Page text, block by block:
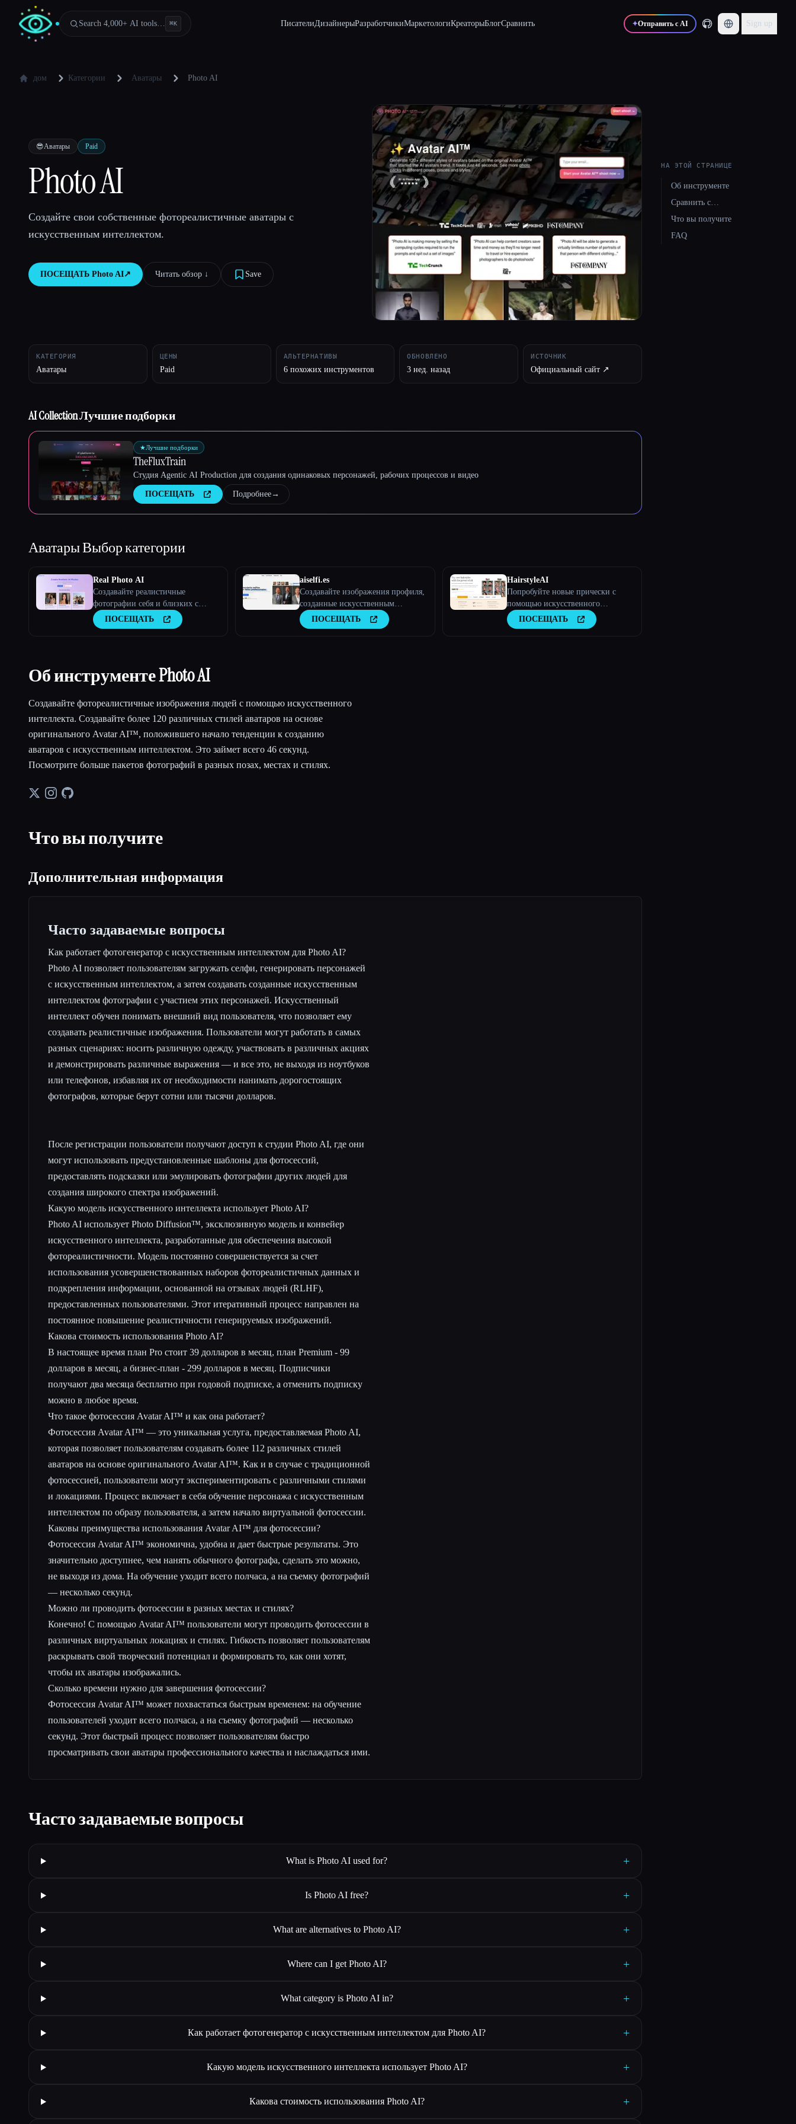
Search 4,000+ AI tools… ⌘K ПисателиДизайнерыРазработчикиМаркетологиКреаторыБлогСравнить ✦Отправить с AI Sign up
дом Категории Аватары Photo AI
😎Аватары Paid
Photo AI
Создайте свои собственные фотореалистичные аватары с
искусственным интеллектом.
ПОСЕЩАТЬ Photo AI↗︎ Читать обзор ↓︎ Save
КАТЕГОРИЯ
Аватары
ЦЕНЫ
Paid
АЛЬТЕРНАТИВЫ
6 похожих инструментов
ОБНОВЛЕНО
3 нед. назад
ИСТОЧНИК
Официальный сайт ↗︎
AI Collection Лучшие подборки
★Лучшие подборки
TheFluxTrain
Студия Agentic AI Production для создания одинаковых персонажей, рабочих процессов и видео
ПОСЕЩАТЬ Подробнее→
АватарыВыбор категории
Real Photo AI
Создавайте реалистичные
фотографии себя и близких с
помощью искусственного
интеллекта
ПОСЕЩАТЬ
aiselfi.es
Создавайте изображения профиля,
созданные искусственным
интеллектом, быстро и легко.
Используйте наш инструмент для
ПОСЕЩАТЬ
HairstyleAI
Попробуйте новые прически с
помощью искусственного
интеллекта
ПОСЕЩАТЬ
Об инструменте Photo AI
Создавайте фотореалистичные изображения людей с помощью искусственного
интеллекта. Создавайте более 120 различных стилей аватаров на основе
оригинального Avatar AI™, положившего начало тенденции к созданию
аватаров с искусственным интеллектом. Это займет всего 46 секунд.
Посмотрите больше пакетов фотографий в разных позах, местах и стилях.
Что вы получите
Дополнительная информация
Часто задаваемые вопросы
Как работает фотогенератор с искусственным интеллектом для Photo AI?
Photo AI позволяет пользователям загружать селфи, генерировать персонажей
с искусственным интеллектом, а затем создавать созданные искусственным
интеллектом фотографии с участием этих персонажей. Искусственный
интеллект обучен понимать внешний вид пользователя, что позволяет ему
создавать реалистичные изображения. Пользователи могут работать в самых
разных сценариях: носить различную одежду, участвовать в различных акциях
и демонстрировать различные выражения — и все это, не выходя из ноутбуков
или телефонов, избавляя их от необходимости нанимать дорогостоящих
фотографов, которые берут сотни или тысячи долларов.
После регистрации пользователи получают доступ к студии Photo AI, где они
могут использовать предустановленные шаблоны для фотосессий,
предоставлять подсказки или эмулировать фотографии других людей для
создания широкого спектра изображений.
Какую модель искусственного интеллекта использует Photo AI?
Photo AI использует Photo Diffusion™, эксклюзивную модель и конвейер
искусственного интеллекта, разработанные для обеспечения высокой
фотореалистичности. Модель постоянно совершенствуется за счет
использования усовершенствованных наборов фотореалистичных данных и
подкрепления информации, основанной на отзывах людей (RLHF),
предоставленных пользователями. Этот итеративный процесс направлен на
постоянное повышение реалистичности генерируемых изображений.
Какова стоимость использования Photo AI?
В настоящее время план Pro стоит 39 долларов в месяц, план Premium - 99
долларов в месяц, а бизнес-план - 299 долларов в месяц. Подписчики
получают два месяца бесплатно при годовой подписке, а отменить подписку
можно в любое время.
Что такое фотосессия Avatar AI™ и как она работает?
Фотосессия Avatar AI™ — это уникальная услуга, предоставляемая Photo AI,
которая позволяет пользователям создавать более 112 различных стилей
аватаров на основе оригинального Avatar AI™. Как и в случае с традиционной
фотосессией, пользователи могут экспериментировать с различными стилями
и локациями. Процесс включает в себя обучение персонажа с искусственным
интеллектом по образу пользователя, а затем начало виртуальной фотосессии.
Каковы преимущества использования Avatar AI™ для фотосессии?
Фотосессия Avatar AI™ экономична, удобна и дает быстрые результаты. Это
значительно доступнее, чем нанять обычного фотографа, сделать это можно,
не выходя из дома. На обучение уходит всего полчаса, а на съемку фотографий
— несколько секунд.
Можно ли проводить фотосессии в разных местах и стилях?
Конечно! С помощью Avatar AI™ пользователи могут проводить фотосессии в
различных виртуальных локациях и стилях. Гибкость позволяет пользователям
раскрывать свой творческий потенциал и формировать то, как они хотят,
чтобы их аватары изображались.
Сколько времени нужно для завершения фотосессии?
Фотосессия Avatar AI™ может похвастаться быстрым временем: на обучение
пользователей уходит всего полчаса, а на съемку фотографий — несколько
секунд. Этот быстрый процесс позволяет пользователям быстро
просматривать свои аватары профессионального качества и наслаждаться ими.
Часто задаваемые вопросы
What is Photo AI used for? +
Is Photo AI free? +
What are alternatives to Photo AI? +
Where can I get Photo AI? +
What category is Photo AI in? +
Как работает фотогенератор с искусственным интеллектом для Photo AI? +
Какую модель искусственного интеллекта использует Photo AI? +
Какова стоимость использования Photo AI? +
НА ЭТОЙ СТРАНИЦЕ
Об инструменте
Сравнить с…
Что вы получите
FAQ